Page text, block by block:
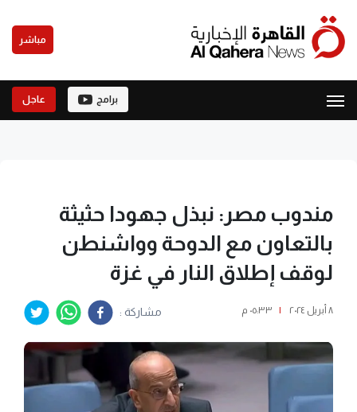
مباشر
برامج عاجل
مندوب مصر: نبذل جهودا حثيثة
بالتعاون مع الدوحة وواشنطن
لوقف إطلاق النار في غزة
٨ أبريل ٢٠٢٤ | ٠٥:٣٣ م مشاركة :